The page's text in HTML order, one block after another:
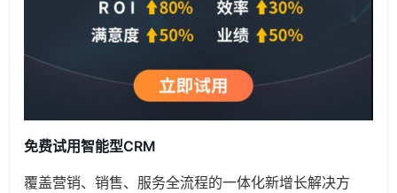
免费试用智能型CRM
覆盖营销、销售、服务全流程的一体化新增长解决方